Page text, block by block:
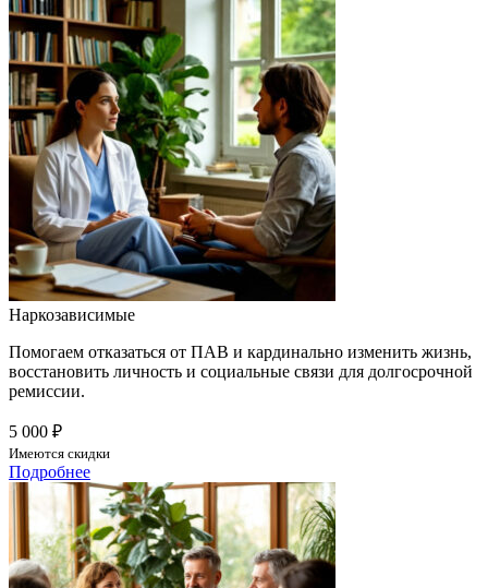
Наркозависимые
Помогаем отказаться от ПАВ и кардинально изменить жизнь,
восстановить личность и социальные связи для долгосрочной
ремиссии.
5 000 ₽
Имеются скидки
Подробнее